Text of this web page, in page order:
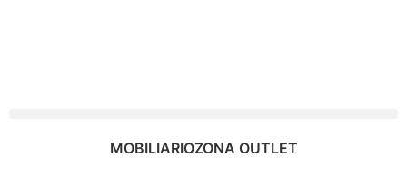
MOBILIARIOZONA OUTLET